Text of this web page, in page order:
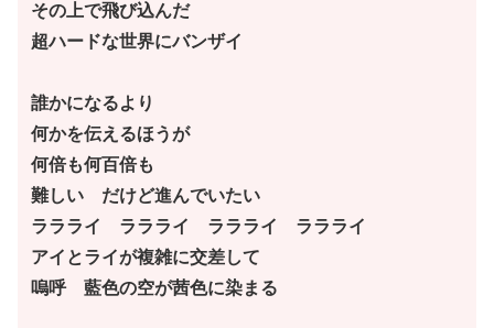
その上で飛び込んだ
超ハードな世界にバンザイ
誰かになるより
何かを伝えるほうが
何倍も何百倍も
難しい だけど進んでいたい
ララライ ララライ ララライ ララライ
アイとライが複雑に交差して
嗚呼 藍色の空が茜色に染まる